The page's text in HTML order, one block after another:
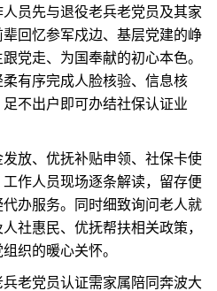
员先与退役老兵老党员及其家
回忆参军戍边、基层党建的峥
党走、为国奉献的初心本色。
有序完成人脸核验、信息核
不出户即可办结社保认证业
放、优抚补贴申领、社保卡使
作人员现场逐条解读，留存便
办服务。同时细致询问老人就
社惠民、优抚帮扶相关政策，
织的暖心关怀。
党员认证需家属陪同奔波大